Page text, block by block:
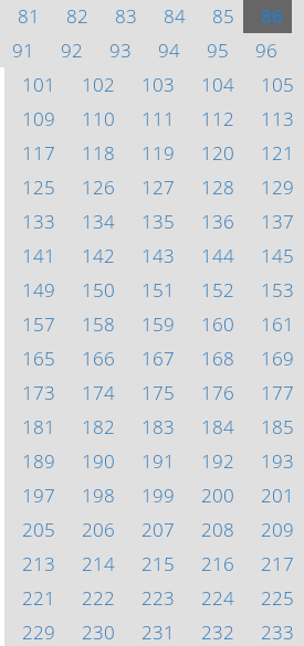
81
82 83 84 85 86
91
92 93 94 95 96
101
102 103 104 105
109
110 111 112 113
117
118 119 120 121
125
126 127 128 129
133
134 135 136 137
141
142 143 144 145
149
150 151 152 153
157
158 159 160 161
165
166 167 168 169
173
174 175 176 177
181
182 183 184 185
189
190 191 192 193
197
198 199 200 201
205
206 207 208 209
213
214 215 216 217
221
222 223 224 225
229
230 231 232 233